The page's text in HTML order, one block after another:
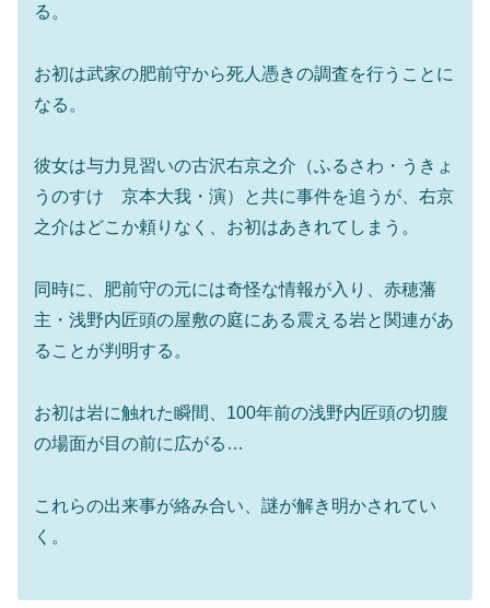
る。
お初は武家の肥前守から死人憑きの調査を行うことに
なる。
彼女は与力見習いの古沢右京之介（ふるさわ・うきょ
うのすけ 京本大我・演）と共に事件を追うが、右京
之介はどこか頼りなく、お初はあきれてしまう。
同時に、肥前守の元には奇怪な情報が入り、赤穂藩
主・浅野内匠頭の屋敷の庭にある震える岩と関連があ
ることが判明する。
お初は岩に触れた瞬間、100年前の浅野内匠頭の切腹
の場面が目の前に広がる…
これらの出来事が絡み合い、謎が解き明かされてい
く。